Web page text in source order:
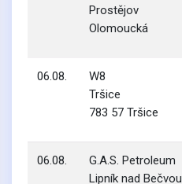
Prostějov
Olomoucká
06.08.
W8
Tršice
783 57 Tršice
06.08.
G.A.S. Petroleum
Lipník nad Bečvou